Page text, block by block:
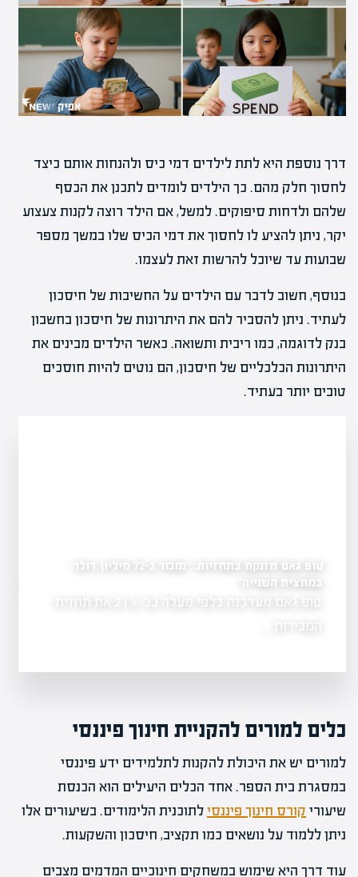
דרך נוספת היא לתת לילדים דמי כיס ולהנחות אותם כיצד
לחסוך חלק מהם. כך הילדים לומדים לתכנן את הכסף
שלהם ולדחות סיפוקים. למשל, אם הילד רוצה לקנות צעצוע
יקר, ניתן להציע לו לחסוך את דמי הכיס שלו במשך מספר
שבועות עד שיוכל להרשות זאת לעצמו.
בנוסף, חשוב לדבר עם הילדים על החשיבות של חיסכון
לעתיד. ניתן להסביר להם את היתרונות של חיסכון בחשבון
בנק לדוגמה, כמו ריבית ותשואה. כאשר הילדים מבינים את
היתרונות הכלכליים של חיסכון, הם נוטים להיות חוסכים
טובים יותר בעתיד.
הדבר
טופ גאם מזנקת בתחזיות: "נמכור ב-72 מיליון דולר
במחצית השנייה"
טופ גאם מעדכנת כלפי מעלה בכ-21% את תחזית
המכירות…
רימון נכנסת
כלים למורים להקניית חינוך פיננסי
למורים יש את היכולת להקנות לתלמידים ידע פיננסי
במסגרת בית הספר. אחד הכלים היעילים הוא הכנסת
שיעורי קורס חינוך פיננסילתוכנית הלימודים. בשיעורים אלו
ניתן ללמוד על נושאים כמו תקציב, חיסכון והשקעות.
עוד דרך היא שימוש במשחקים חינוכיים המדמים מצבים